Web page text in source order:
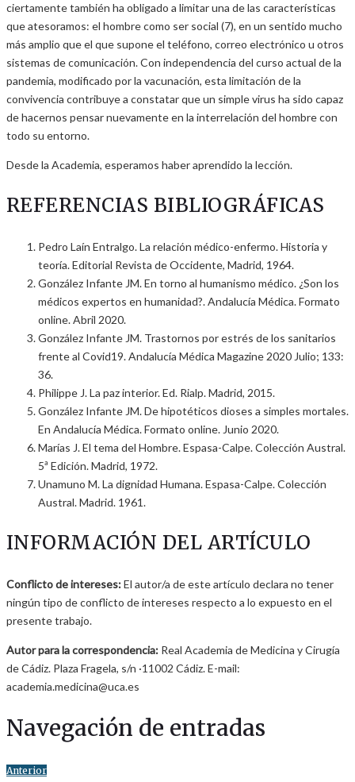
ciertamente también ha obligado a limitar una de las características
que atesoramos: el hombre como ser social (7), en un sentido mucho
más amplio que el que supone el teléfono, correo electrónico u otros
sistemas de comunicación. Con independencia del curso actual de la
pandemia, modificado por la vacunación, esta limitación de la
convivencia contribuye a constatar que un simple virus ha sido capaz
de hacernos pensar nuevamente en la interrelación del hombre con
todo su entorno.
Desde la Academia, esperamos haber aprendido la lección.
REFERENCIAS BIBLIOGRÁFICAS
Pedro Laín Entralgo. La relación médico-enfermo. Historia y
teoría. Editorial Revista de Occidente, Madrid, 1964.
González Infante JM. En torno al humanismo médico. ¿Son los
médicos expertos en humanidad?. Andalucía Médica. Formato
online. Abril 2020.
González Infante JM. Trastornos por estrés de los sanitarios
frente al Covid19. Andalucía Médica Magazine 2020 Julio; 133:
36.
Philippe J. La paz interior. Ed. Rialp. Madrid, 2015.
González Infante JM. De hipotéticos dioses a simples mortales.
En Andalucía Médica. Formato online. Junio 2020.
Marías J. El tema del Hombre. Espasa-Calpe. Colección Austral.
5ª Edición. Madrid, 1972.
Unamuno M. La dignidad Humana. Espasa-Calpe. Colección
Austral. Madrid. 1961.
INFORMACIÓN DEL ARTÍCULO
Conflicto de intereses:El autor/a de este artículo declara no tener
ningún tipo de conflicto de intereses respecto a lo expuesto en el
presente trabajo.
Autor para la correspondencia: Real Academia de Medicina y Cirugía
de Cádiz. Plaza Fragela, s/n ·11002 Cádiz. E-mail:
academia.medicina@uca.es
Navegación de entradas
Anterior